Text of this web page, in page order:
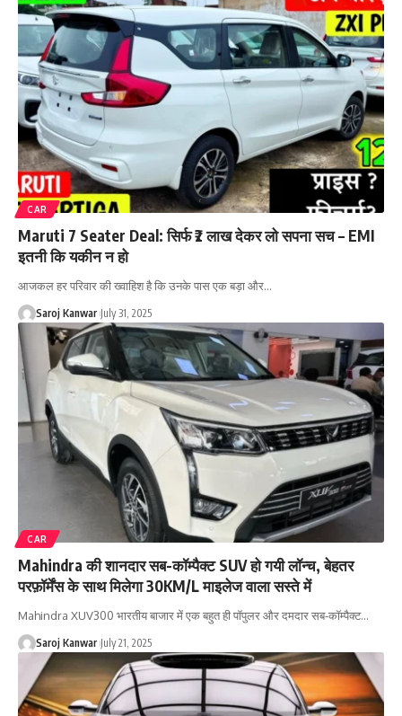
CAR
Maruti 7 Seater Deal: सिर्फ ₹2 लाख देकर लो सपना सच – EMI
इतनी कि यकीन न हो
आजकल हर परिवार की ख्वाहिश है कि उनके पास एक बड़ा और…
Saroj Kanwar July 31, 2025
CAR
Mahindra की शानदार सब-कॉम्पैक्ट SUV हो गयी लॉन्च, बेहतर
परफ़ॉर्मेंस के साथ मिलेगा 30KM/L माइलेज वाला सस्ते में
Mahindra XUV300 भारतीय बाजार में एक बहुत ही पॉपुलर और दमदार सब-कॉम्पैक्ट…
Saroj Kanwar July 21, 2025